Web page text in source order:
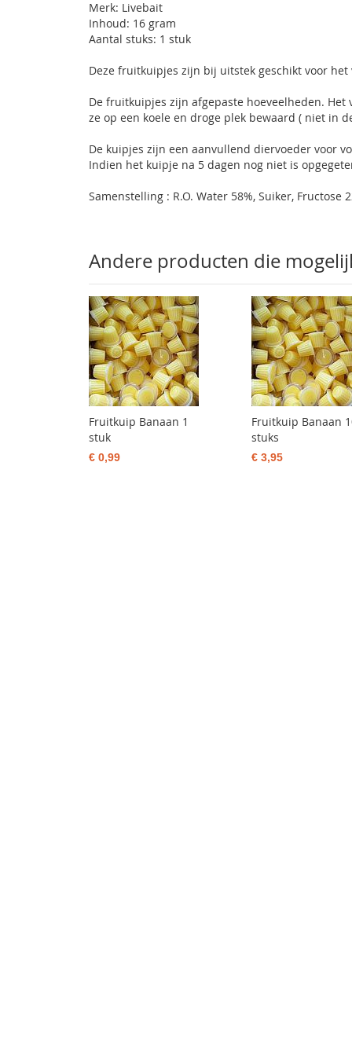
Merk: Livebait
Inhoud: 16 gram
Aantal stuks: 1 stuk
Deze fruitkuipjes zijn bij uitstek geschikt voor
De fruitkuipjes zijn afgepaste hoeveelheden.
ze op een koele en droge plek bewaard ( niet in
De kuipjes zijn een aanvullend diervoeder voor
Indien het kuipje na 5 dagen nog niet is
Samenstelling : R.O. Water 58%, Suiker,
Andere producten die
Fruitkuip Banaan 1
stuk
€ 0,99
Fruitkuip Banaan
stuks
€ 3,95